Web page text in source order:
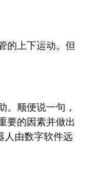
的上下运动。但
。顺便说一句，
要的因素并做出
由数字软件远